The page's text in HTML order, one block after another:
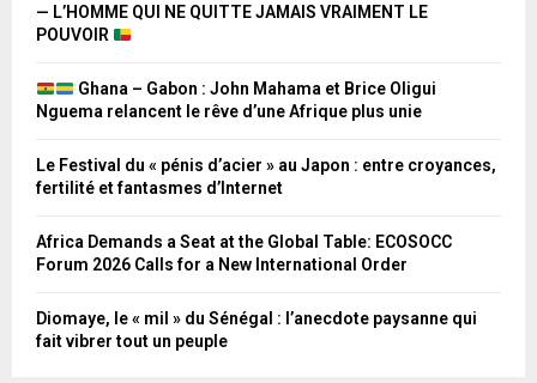
— L’HOMME QUI NE QUITTE JAMAIS VRAIMENT LE
POUVOIR
Ghana – Gabon : John Mahama et Brice Oligui
Nguema relancent le rêve d’une Afrique plus unie
Le Festival du « pénis d’acier » au Japon : entre croyances,
fertilité et fantasmes d’Internet
Africa Demands a Seat at the Global Table: ECOSOCC
Forum 2026 Calls for a New International Order
Diomaye, le « mil » du Sénégal : l’anecdote paysanne qui
fait vibrer tout un peuple